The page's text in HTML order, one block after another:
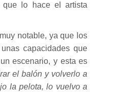
que lo hace el artista
notable, ya que los
capacidades que
escenario, y esta es
el balón y volverlo a
la pelota, lo vuelvo a